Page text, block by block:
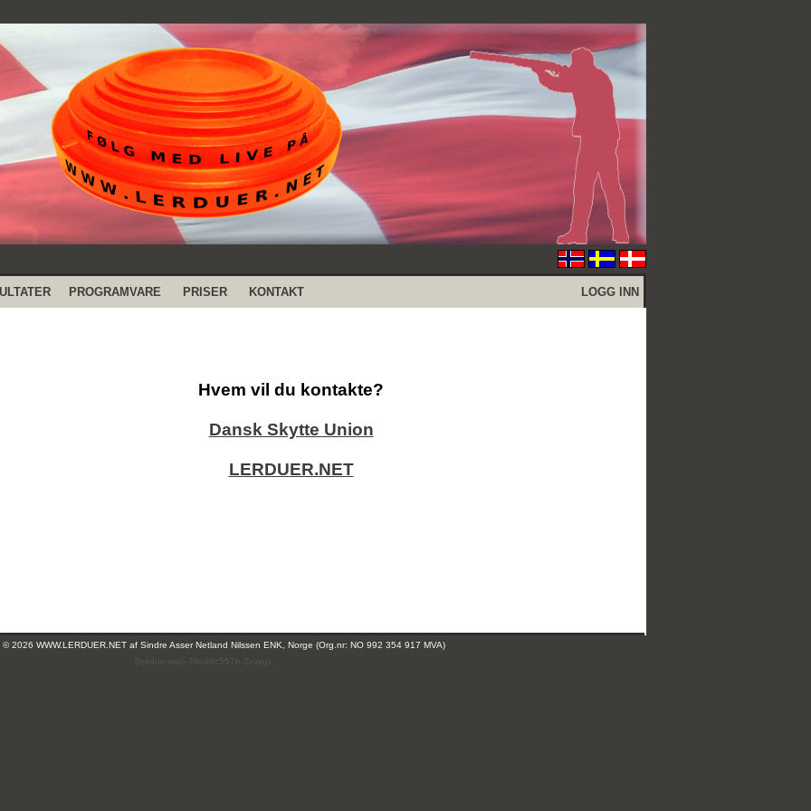
PROGRAMVARE PRISER KONTAKT LOGG INN
Hvem vil du kontakte?
Dansk Skytte Union
LERDUER.NET
© 2026 WWW.LERDUER.NET af Sindre Asser Netland Nilssen ENK, Norge (Org.nr: NO 992 354 917 MVA)
(leirdue-web-76c49c557b-2xvxg)